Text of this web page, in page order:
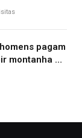
pagam
montanha e